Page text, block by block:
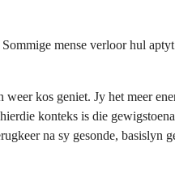
mense verloor hul
kos geniet. Jy het meer
konteks is die
na sy gesonde, basislyn